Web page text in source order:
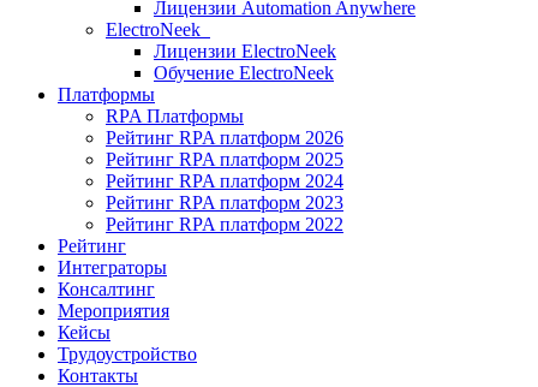
Лицензии Automation Anywhere
ElectroNeek
Лицензии ElectroNeek
Обучение ElectroNeek
Платформы
RPA Платформы
Рейтинг RPA платформ 2026
Рейтинг RPA платформ 2025
Рейтинг RPA платформ 2024
Рейтинг RPA платформ 2023
Рейтинг RPA платформ 2022
Рейтинг
Интеграторы
Консалтинг
Mероприятия
Кейсы
Трудоустройство
Контакты